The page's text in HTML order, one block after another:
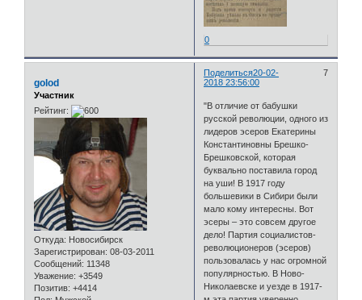
0
Поделиться 7
20-02-
2018 23:56:00
golod
Участник
Рейтинг:
Откуда: Новосибирск
Зарегистрирован: 08-03-2011
Сообщений: 11348
Уважение: +3549
Позитив: +4414
"В отличие от бабушки
русской революции, одного из
лидеров эсеров Екатерины
Константиновны Брешко-
Брешковской, которая
буквально поставила город
на уши! В 1917 году
большевики в Сибири были
мало кому интересны. Вот
эсеры – это совсем другое
дело! Партия социалистов-
революционеров (эсеров)
пользовалась у нас огромной
популярностью. В Ново-
Николаевске и уезде в 1917-